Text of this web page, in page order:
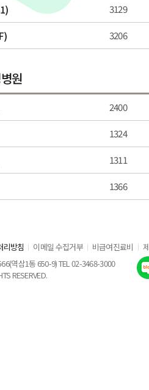
3129
3206
원
2400
1324
1311
1366
리방침 이메일 수집거부 비급여진료비
역삼1동 650-9) TEL 02-3468-3000
RESERVED.